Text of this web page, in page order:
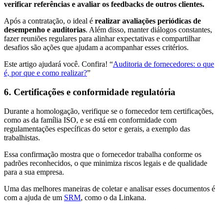
verificar referências e avaliar os feedbacks de outros clientes.
Após a contratação, o ideal é realizar avaliações periódicas de
desempenho e auditorias. Além disso, manter diálogos constantes,
fazer reuniões regulares para alinhar expectativas e compartilhar
desafios são ações que ajudam a acompanhar esses critérios.
Este artigo ajudará você. Confira! “Auditoria de fornecedores: o que
é, por que e como realizar?”
6. Certificações e conformidade regulatória
Durante a homologação, verifique se o fornecedor tem certificações,
como as da família ISO, e se está em conformidade com
regulamentações específicas do setor e gerais, a exemplo das
trabalhistas.
Essa confirmação mostra que o fornecedor trabalha conforme os
padrões reconhecidos, o que minimiza riscos legais e de qualidade
para a sua empresa.
Uma das melhores maneiras de coletar e analisar esses documentos é
com a ajuda de um SRM, como o da Linkana.